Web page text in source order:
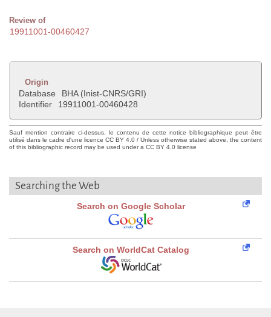
Review of
19911001-00460427
Origin
Database
BHA (Inist-CNRS/GRI)
Identifier
19911001-00460428
Sauf mention contraire ci-dessus, le contenu de cette notice bibliographique peut être
utilisé dans le cadre d'une licence CC BY 4.0 / Unless otherwise stated above, the content
of this bibliographic record may be used under a CC BY 4.0 license
Searching the Web
Search on Google Scholar
Search on WorldCat Catalog